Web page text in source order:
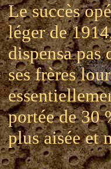
Le succès
léger de
dispensa pas
ses frères
portée de 30
plus aisée et